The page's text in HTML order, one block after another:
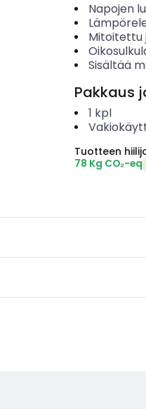
Napojen
Mitoitettu
Sisältää
Pakkaus
1 kpl
Tuotteen
78 Kg CO₂-eq